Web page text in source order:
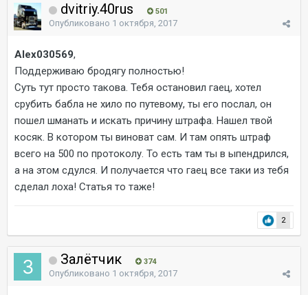
dvitriy.40rus 501
Опубликовано 1 октября, 2017
Alex030569,
Поддерживаю бродягу полностью!
Суть тут просто такова. Тебя остановил гаец, хотел
срубить бабла не хило по путевому, ты его послал, он
пошел шманать и искать причину штрафа. Нашел твой
косяк. В котором ты виноват сам. И там опять штраф
всего на 500 по протоколу. То есть там ты в ыпендрился,
а на этом сдулся. И получается что гаец все таки из тебя
сделал лоха! Статья то таже!
2
Залётчик 374
Опубликовано 1 октября, 2017